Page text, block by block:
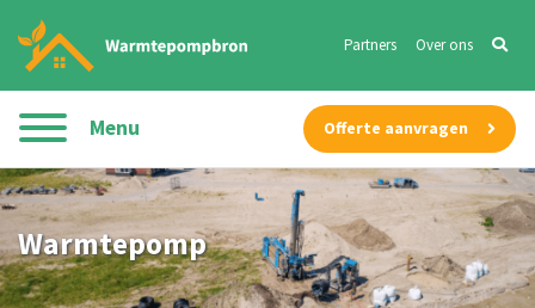
Partners Over ons
Menu Offerte aanvragen
Warmtepomp